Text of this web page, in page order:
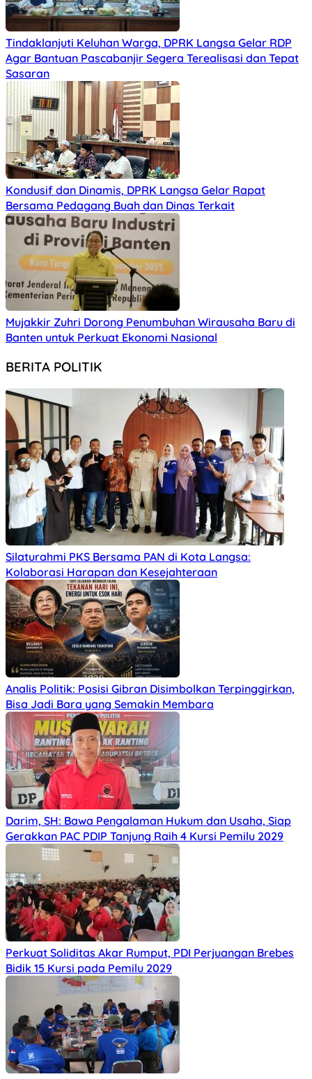
Tindaklanjuti Keluhan Warga, DPRK Langsa Gelar RDP
Agar Bantuan Pascabanjir Segera Terealisasi dan Tepat
Sasaran
Kondusif dan Dinamis, DPRK Langsa Gelar Rapat
Bersama Pedagang Buah dan Dinas Terkait
Mujakkir Zuhri Dorong Penumbuhan Wirausaha Baru di
Banten untuk Perkuat Ekonomi Nasional
BERITA POLITIK
Silaturahmi PKS Bersama PAN di Kota Langsa:
Kolaborasi Harapan dan Kesejahteraan
Analis Politik: Posisi Gibran Disimbolkan Terpinggirkan,
Bisa Jadi Bara yang Semakin Membara
Darim, SH: Bawa Pengalaman Hukum dan Usaha, Siap
Gerakkan PAC PDIP Tanjung Raih 4 Kursi Pemilu 2029
Perkuat Soliditas Akar Rumput, PDI Perjuangan Brebes
Bidik 15 Kursi pada Pemilu 2029